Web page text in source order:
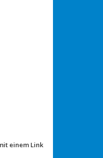
einem Link